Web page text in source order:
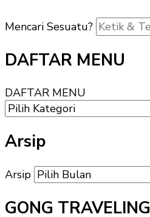
Mencari Sesuatu?
DAFTAR MENU
DAFTAR MENU
Arsip
Arsip
GONG TRAVELING